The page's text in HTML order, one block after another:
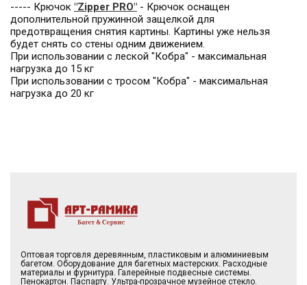
----- Крючок "Zipper PRO" - Крючок оснащен
дополнительной пружинной защелкой для
предотвращения снятия картины. Картины уже нельзя
будет снять со стены одним движением.
При использовании с леской "Кобра" - максимальная
нагрузка до 15 кг
При использовании с тросом "Кобра" - максимальная
нагрузка до 20 кг
Оптовая торговля деревянным, пластиковым и алюминиевым
багетом. Оборудование для багетных мастерских. Расходные
материалы и фурнитура. Галерейные подвесные системы.
Пенокартон. Паспарту. Ультра-прозрачное музейное стекло.